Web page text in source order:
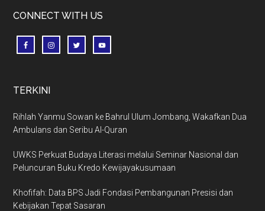
CONNECT WITH US
TERKINI
Rihlah Yanmu Sowan ke Bahrul Ulum Jombang, Wakafkan Dua
Ambulans dan Seribu Al-Quran
UWKS Perkuat Budaya Literasi melalui Seminar Nasional dan
Peluncuran Buku Kredo Kewijayakusumaan
Khofifah: Data BPS Jadi Fondasi Pembangunan Presisi dan
Kebijakan Tepat Sasaran